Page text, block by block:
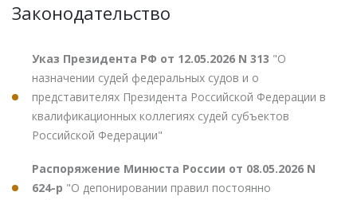
Законодательство
Указ Президента РФ от 12.05.2026 N 313 "О
назначении судей федеральных судов и о
представителях Президента Российской Федерации в
квалификационных коллегиях судей субъектов
Российской Федерации"
Распоряжение Минюста России от 08.05.2026 N
624-р "О депонировании правил постоянно